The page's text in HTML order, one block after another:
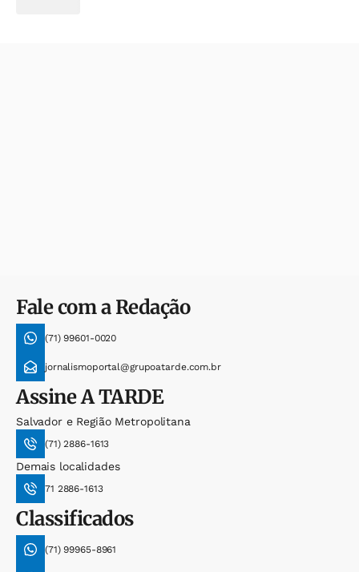
Fale com a Redação
(71) 99601-0020
jornalismoportal@grupoatarde.com.br
AssineA TARDE
Salvador e Região Metropolitana
(71) 2886-1613
Demais localidades
71 2886-1613
Classificados
(71) 99965-8961